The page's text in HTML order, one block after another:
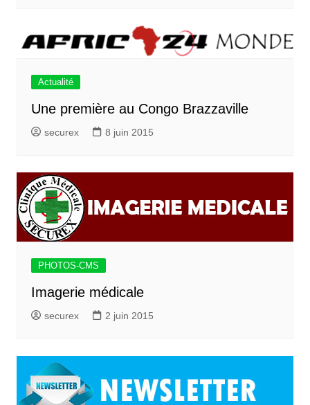
Actualité
Une première au Congo Brazzaville
securex 8 juin 2015
PHOTOS-CMS
Imagerie médicale
securex 2 juin 2015